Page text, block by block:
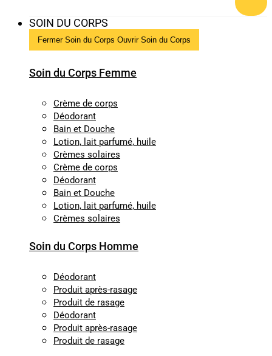
SOIN DU CORPS
Fermer Soin du Corps Ouvrir Soin du Corps
Soin du Corps Femme
Crème de corps
Déodorant
Bain et Douche
Lotion, lait parfumé, huile
Crèmes solaires
Crème de corps
Déodorant
Bain et Douche
Lotion, lait parfumé, huile
Crèmes solaires
Soin du Corps Homme
Déodorant
Produit après-rasage
Produit de rasage
Déodorant
Produit après-rasage
Produit de rasage